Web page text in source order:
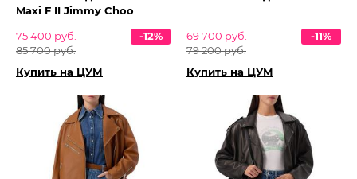
Maxi F II Jimmy Choo
75 400 руб.
85 700 руб.
-12%
Купить на ЦУМ
69 700 руб.
79 200 руб.
-11%
Купить на ЦУМ